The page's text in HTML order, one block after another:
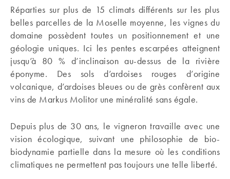
Réparties sur plus de 15 climats différents sur les plus
belles parcelles de la Moselle moyenne, les vignes du
domaine possèdent toutes un positionnement et une
géologie uniques. Ici les pentes escarpées atteignent
jusqu’à 80 % d’inclinaison au-dessus de la rivière
éponyme. Des sols d’ardoises rouges d’origine
volcanique, d’ardoises bleues ou de grès confèrent aux
vins de Markus Molitor une minéralité sans égale.
Depuis plus de 30 ans, le vigneron travaille avec une
vision écologique, suivant une philosophie de bio-
biodynamie partielle dans la mesure où les conditions
climatiques ne permettent pas toujours une telle liberté.